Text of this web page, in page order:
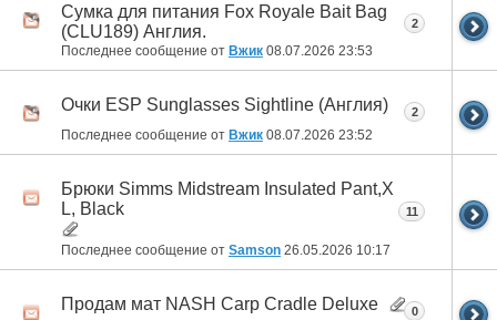
Сумка для питания Fox Royale Bait Bag
(CLU189) Англия.
Последнее сообщение от Вжик 08.07.2026 23:53
2
Очки ESP Sunglasses Sightline (Англия)
Последнее сообщение от Вжик 08.07.2026 23:52
2
Брюки Simms Midstream Insulated Pant,X
L, Black
Последнее сообщение от Samson 26.05.2026 10:17
11
Продам мат NASH Carp Cradle Deluxe 0